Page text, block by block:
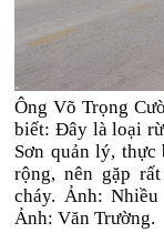
Ông Võ Trọng
biết: Đây là loại
Sơn quản lý,
rộng, nên gặp
cháy. Ảnh:
Ảnh: Văn Trường.